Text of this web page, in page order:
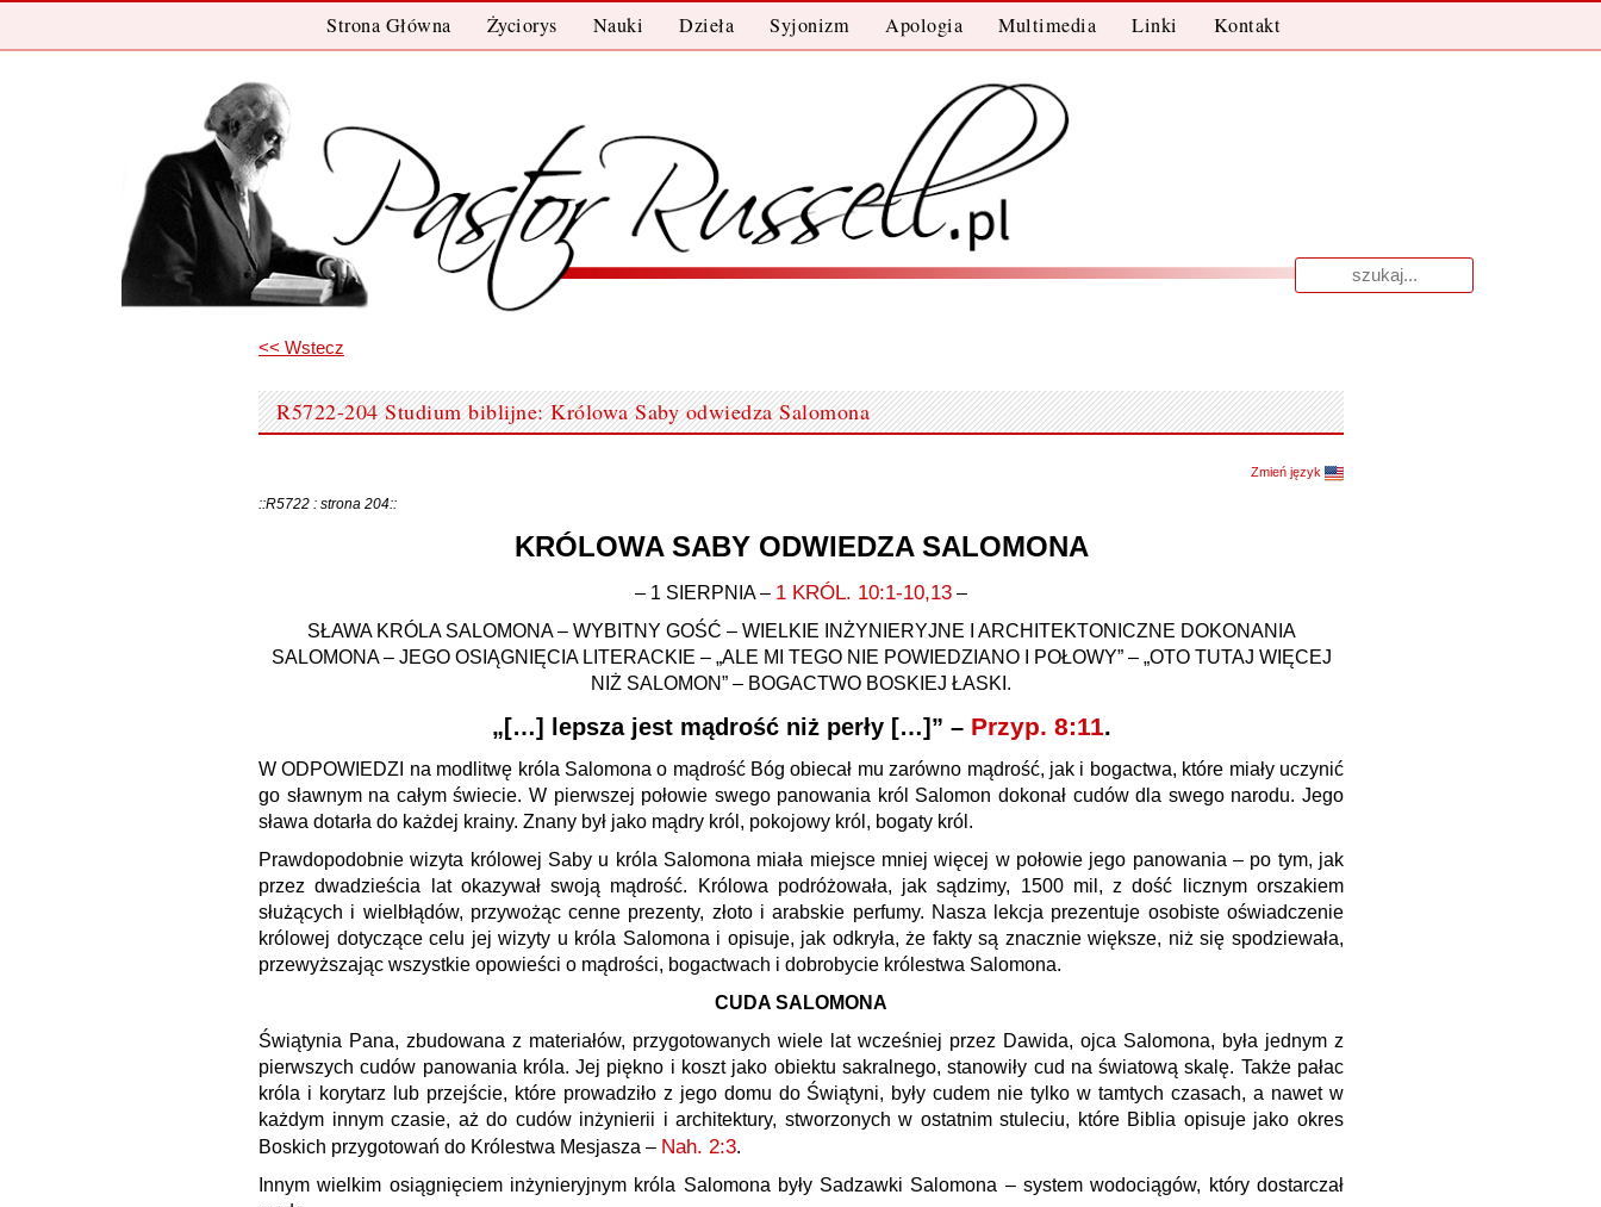
Do
Strona Główna Życiorys Nauki Dzieła Syjonizm Apologia Multimedia Linki Kontakt
Wyniki
dla:
<< Wstecz
R5722-204 Studium biblijne: Królowa Saby odwiedza Salomona
Zmień język
::R5722 : strona 204::
KRÓLOWA SABY ODWIEDZA SALOMONA
– 1 SIERPNIA – 1 KRÓL. 10:1‑10,13 –
SŁAWA KRÓLA SALOMONA – WYBITNY GOŚĆ – WIELKIE INŻYNIERYJNE I ARCHITEKTONICZNE DOKONANIA
SALOMONA – JEGO OSIĄGNIĘCIA LITERACKIE – „ALE MI TEGO NIE POWIEDZIANO I POŁOWY” – „OTO TUTAJ WIĘCEJ
NIŻ SALOMON” – BOGACTWO BOSKIEJ ŁASKI.
„[…] lepsza jest mądrość niż perły […]” – Przyp. 8:11.
W ODPOWIEDZI na modlitwę króla Salomona o mądrość Bóg obiecał mu zarówno mądrość, jak i bogactwa, które miały uczynić
go sławnym na całym świecie. W pierwszej połowie swego panowania król Salomon dokonał cudów dla swego narodu. Jego
sława dotarła do każdej krainy. Znany był jako mądry król, pokojowy król, bogaty król.
Prawdopodobnie wizyta królowej Saby u króla Salomona miała miejsce mniej więcej w połowie jego panowania – po tym, jak
przez dwadzieścia lat okazywał swoją mądrość. Królowa podróżowała, jak sądzimy, 1500 mil, z dość licznym orszakiem
służących i wielbłądów, przywożąc cenne prezenty, złoto i arabskie perfumy. Nasza lekcja prezentuje osobiste oświadczenie
królowej dotyczące celu jej wizyty u króla Salomona i opisuje, jak odkryła, że fakty są znacznie większe, niż się spodziewała,
przewyższając wszystkie opowieści o mądrości, bogactwach i dobrobycie królestwa Salomona.
CUDA SALOMONA
Świątynia Pana, zbudowana z materiałów, przygotowanych wiele lat wcześniej przez Dawida, ojca Salomona, była jednym z
pierwszych cudów panowania króla. Jej piękno i koszt jako obiektu sakralnego, stanowiły cud na światową skalę. Także pałac
króla i korytarz lub przejście, które prowadziło z jego domu do Świątyni, były cudem nie tylko w tamtych czasach, a nawet w
każdym innym czasie, aż do cudów inżynierii i architektury, stworzonych w ostatnim stuleciu, które Biblia opisuje jako okres
Boskich przygotowań do Królestwa Mesjasza – Nah. 2:3.
Innym wielkim osiągnięciem inżynieryjnym króla Salomona były Sadzawki Salomona – system wodociągów, który dostarczał